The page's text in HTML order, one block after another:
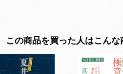
この商品を買った人はこん